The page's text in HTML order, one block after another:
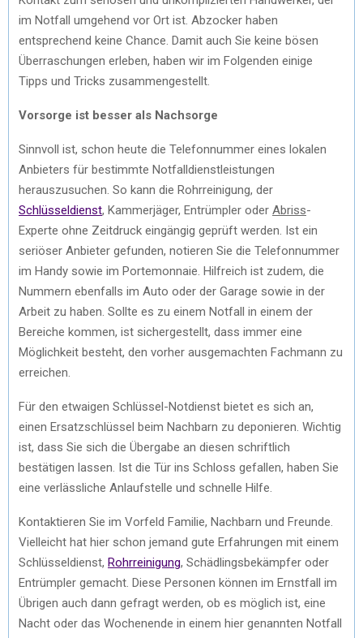
im Notfall umgehend vor Ort ist. Abzocker haben
entsprechend keine Chance. Damit auch Sie keine bösen
Überraschungen erleben, haben wir im Folgenden einige
Tipps und Tricks zusammengestellt.
Vorsorge ist besser als Nachsorge
Sinnvoll ist, schon heute die Telefonnummer eines lokalen
Anbieters für bestimmte Notfalldienstleistungen
herauszusuchen. So kann die Rohrreinigung, der
Schlüsseldienst, Kammerjäger, Entrümpler oder Abriss-
Experte ohne Zeitdruck eingängig geprüft werden. Ist ein
seriöser Anbieter gefunden, notieren Sie die Telefonnummer
im Handy sowie im Portemonnaie. Hilfreich ist zudem, die
Nummern ebenfalls im Auto oder der Garage sowie in der
Arbeit zu haben. Sollte es zu einem Notfall in einem der
Bereiche kommen, ist sichergestellt, dass immer eine
Möglichkeit besteht, den vorher ausgemachten Fachmann zu
erreichen.
Für den etwaigen Schlüssel-Notdienst bietet es sich an,
einen Ersatzschlüssel beim Nachbarn zu deponieren. Wichtig
ist, dass Sie sich die Übergabe an diesen schriftlich
bestätigen lassen. Ist die Tür ins Schloss gefallen, haben Sie
eine verlässliche Anlaufstelle und schnelle Hilfe.
Kontaktieren Sie im Vorfeld Familie, Nachbarn und Freunde.
Vielleicht hat hier schon jemand gute Erfahrungen mit einem
Schlüsseldienst, Rohrreinigung, Schädlingsbekämpfer oder
Entrümpler gemacht. Diese Personen können im Ernstfall im
Übrigen auch dann gefragt werden, ob es möglich ist, eine
Nacht oder das Wochenende in einem hier genannten Notfall